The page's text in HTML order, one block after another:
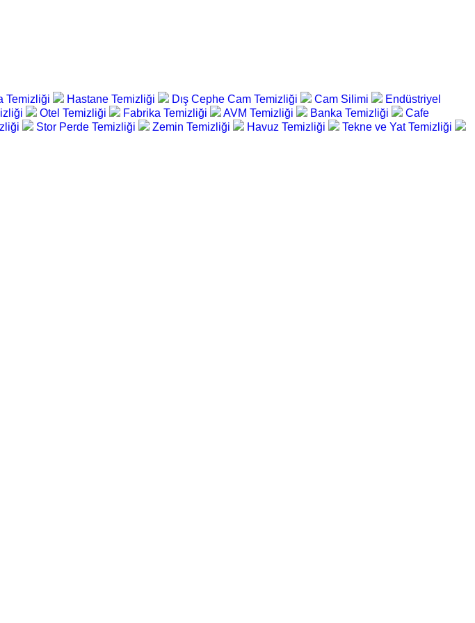
Temizliği Hastane Temizliği Dış Cephe Cam Temizliği Cam Silimi
Endüstriyel
Otel Temizliği Fabrika Temizliği AVM Temizliği Banka Temizliği
Cafe
Stor Perde Temizliği Zemin Temizliği Havuz Temizliği
Tekne ve Yat Temizliği